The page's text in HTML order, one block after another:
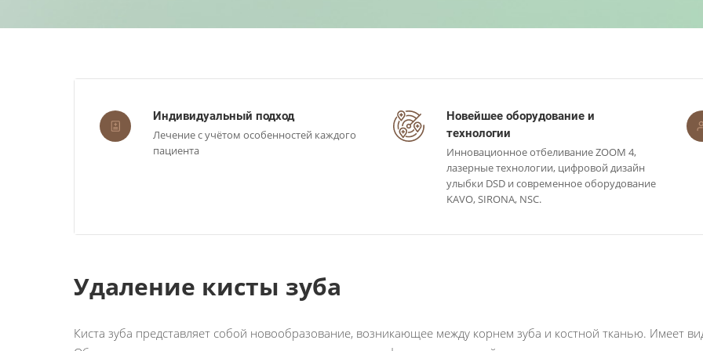
Индивидуальный подход
Лечение с учётом особенностей каждого
пациента
Новейшее оборудование и
технологии
Инновационное отбеливание ZOOM 4,
лазерные технологии, цифровой дизайн
улыбки DSD и современное оборудование
KAVO, SIRONA, NSC.
Удаление кисты зуба
Киста зуба представляет собой новообразование, возникающее между корнем зуба и костной тканью. Имеет